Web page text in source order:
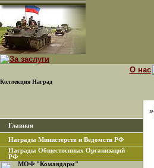
Коллекция Наград
О нас
Главная
Награды Министерств и Ведомств РФ
Награды Общественных Организаций
РФ
МОФ "Командарм"
»